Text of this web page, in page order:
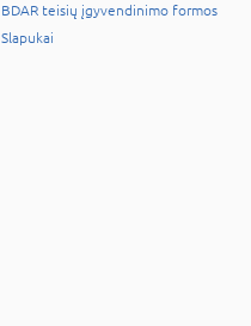
BDAR teisių įgyvendinimo formos
Slapukai